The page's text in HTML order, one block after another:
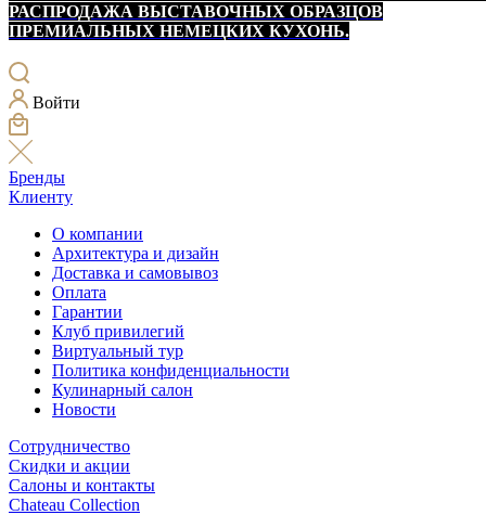
РАСПРОДАЖА ВЫСТАВОЧНЫХ ОБРАЗЦОВ
ПРЕМИАЛЬНЫХ НЕМЕЦКИХ КУХОНЬ.
Войти
Бренды
Клиенту
О компании
Архитектура и дизайн
Доставка и самовывоз
Оплата
Гарантии
Клуб привилегий
Виртуальный тур
Политика конфиденциальности
Кулинарный салон
Новости
Сотрудничество
Скидки и акции
Салоны и контакты
Chateau Collection